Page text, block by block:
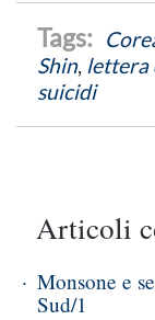
Shin, lettera
suicidi
Articoli
Monsone e
Sud/1